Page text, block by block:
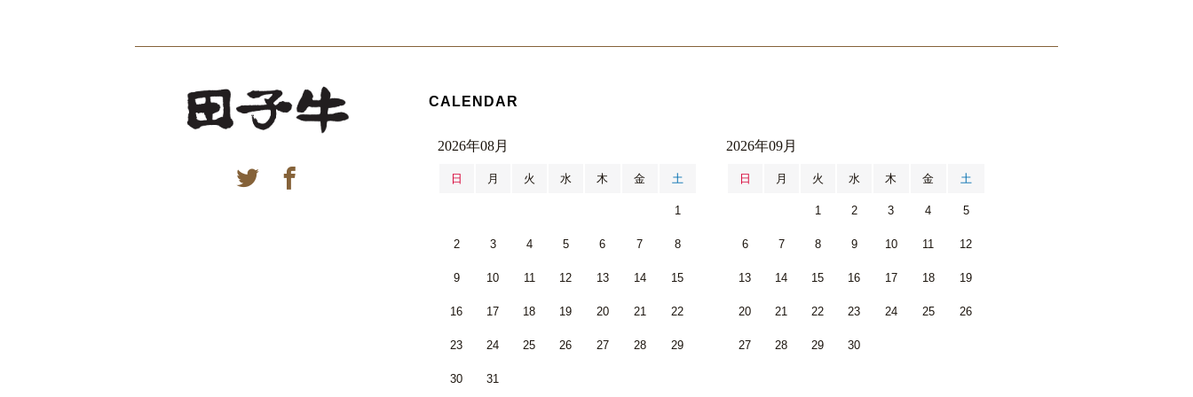
CALENDAR
2026年08月
日 月 火 水 木 金 土
1
2 3 4 5 6 7 8
9 10 11 12 13 14 15
16 17 18 19 20 21 22
23 24 25 26 27 28 29
30 31
2026年09月
日 月 火 水 木 金 土
1 2 3 4 5
6 7 8 9 10 11 12
13 14 15 16 17 18 19
20 21 22 23 24 25 26
27 28 29 30